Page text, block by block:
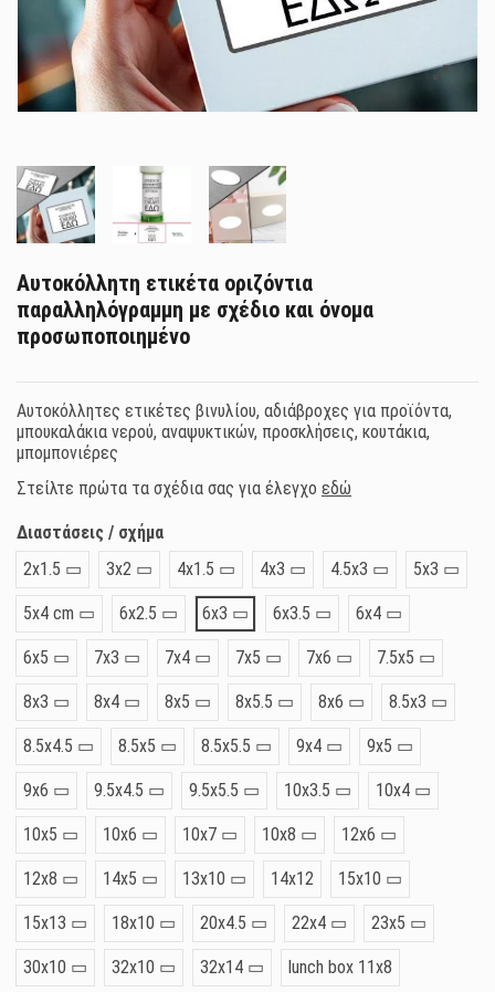
Αυτοκόλλητη ετικέτα οριζόντια
παραλληλόγραμμη με σχέδιο και όνομα
προσωποποιημένο
Αυτοκόλλητες ετικέτες βινυλίου, αδιάβροχες για προϊόντα,
μπουκαλάκια νερού, αναψυκτικών, προσκλήσεις, κουτάκια,
μπομπονιέρες
Στείλτε πρώτα τα σχέδια σας για έλεγχο εδώ
Διαστάσεις / σχήμα
2x1.5 ▭
3x2 ▭ 4x1.5 ▭ 4x3 ▭ 4.5x3 ▭ 5x3 ▭
5x4 cm ▭ 6x2.5 ▭ 6x3 ▭ 6x3.5 ▭ 6x4 ▭
6x5 ▭ 7x3 ▭ 7x4 ▭ 7x5 ▭ 7x6 ▭ 7.5x5 ▭
8x3 ▭ 8x4 ▭ 8x5 ▭ 8x5.5 ▭ 8x6 ▭ 8.5x3 ▭
8.5x4.5 ▭ 8.5x5 ▭ 8.5x5.5 ▭ 9x4 ▭ 9x5 ▭
9x6 ▭ 9.5x4.5 ▭ 9.5x5.5 ▭ 10x3.5 ▭ 10x4 ▭
10x5 ▭ 10x6 ▭ 10x7 ▭ 10x8 ▭ 12x6 ▭
12x8 ▭ 14x5 ▭ 13x10 ▭ 14x12 15x10 ▭
15x13 ▭ 18x10 ▭ 20x4.5 ▭ 22x4 ▭ 23x5 ▭
30x10 ▭ 32x10 ▭ 32x14 ▭ lunch box 11x8